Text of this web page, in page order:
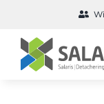
inhoud